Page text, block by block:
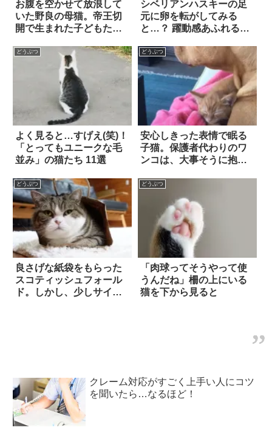
お腹を空かせて放浪して
いた野良の母猫。帝王切
開で生まれた子どもたち
シベリアンハスキーの足
元に卵を転がしてみる
と…？ 躍動感あふれる
た！
どうぶつ
よく見ると…すげえ(笑)！
「とってもユニークな毛
並み」の猫たち 11選
どうぶつ
安心しきった表情で眠る
子猫。保護者代わりのワ
ンコは、大事そうに抱え
どうぶつ
良さげな紙袋をもらった
スコティッシュフォール
ド。しかし、少しサイズ
どうぶつ
「肉球ってそうやって使
うんだね」柵の上にいる
猫を下から見ると
クレーム対応がすごく上手い人にコツ
を聞いたら…なるほど！